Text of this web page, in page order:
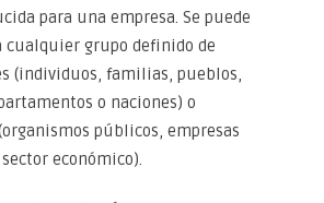
para una empresa. Se puede
cualquier grupo definido de
(individuos, familias, pueblos,
o naciones) o
públicos, empresas
económico).